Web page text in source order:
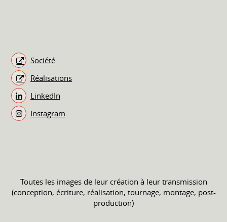
Société
Réalisations
LinkedIn
Instagram
Toutes les images de leur création à leur transmission
(conception, écriture, réalisation, tournage, montage, post-
production)